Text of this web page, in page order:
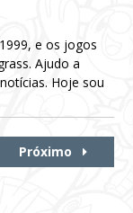
e os jogos
Ajudo a
Hoje sou
Próximo